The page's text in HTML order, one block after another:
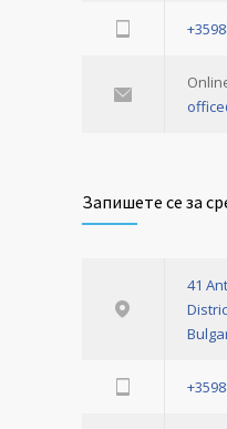
Запишете се за
41